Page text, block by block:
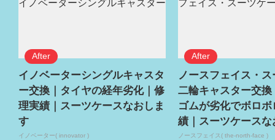
イノベーターシングルキャスタ
ー交換｜タイヤの経年劣化｜修
理実績｜スーツケースなおしま
す
イノベーター( innovator )
ノースフェイス・
二輪キャスター交換
ゴムが劣化でボロ
績｜スーツケースな
ノースフェイス( the-north-face )